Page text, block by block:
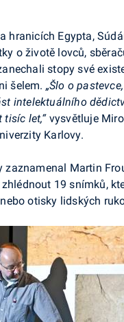
hranicích Egypta,
o životě lovců,
stopy své
šelem. „Šlo o
intelektuálního
tisíc let,“vysvětluje
Karlovy.
Martin
zhlédnout 19 snímků,
otisky lidských